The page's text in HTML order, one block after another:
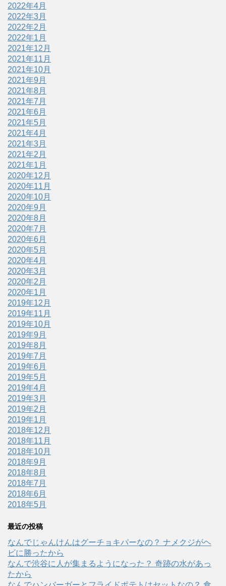
2022年4月
2022年3月
2022年2月
2022年1月
2021年12月
2021年11月
2021年10月
2021年9月
2021年8月
2021年7月
2021年6月
2021年5月
2021年4月
2021年3月
2021年2月
2021年1月
2020年12月
2020年11月
2020年10月
2020年9月
2020年8月
2020年7月
2020年6月
2020年5月
2020年4月
2020年3月
2020年2月
2020年1月
2019年12月
2019年11月
2019年10月
2019年9月
2019年8月
2019年7月
2019年6月
2019年5月
2019年4月
2019年3月
2019年2月
2019年1月
2018年12月
2018年11月
2018年10月
2018年9月
2018年8月
2018年7月
2018年6月
2018年5月
最近の投稿
なんでじゃんけんはグーチョキパーなの？ ナメクジがヘ
ビに勝ったから
なんで渋谷に人が集まるようになった？ 奇跡の水があっ
たから